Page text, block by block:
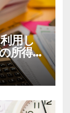
用し
所得税
令和7
目)